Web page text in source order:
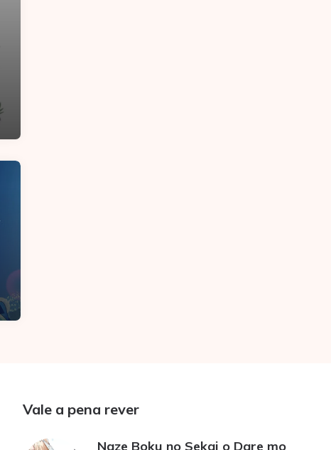
Vale a pena rever
Naze Boku no Sekai o Dare mo